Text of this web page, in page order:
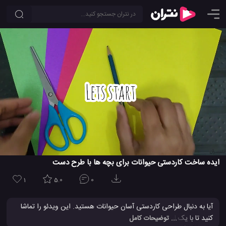
ایده ساخت کاردستی حیوانات برای بچه ها با طرح دست
1 5.0 0
آیا به دنبال طراحی کاردستی آسان حیوانات هستید. این ویدئو را تماشا
کنید تا با یک ایده عالی و کم نظیر برای ساخت کاردستی های جالب و
... توضیحات کامل